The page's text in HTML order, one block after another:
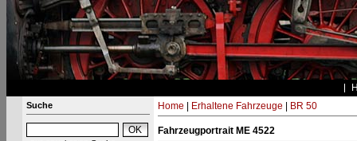
Suche Home Erhaltene Fahrzeuge BR 50
Fahrzeugportrait ME 4522